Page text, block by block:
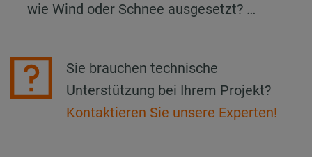
wie Wind oder Schnee ausgesetzt? …
Sie brauchen technische
Unterstützung bei Ihrem Projekt?
Kontaktieren Sie unsere Experten!